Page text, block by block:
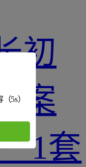
（5s）
初
案
1套